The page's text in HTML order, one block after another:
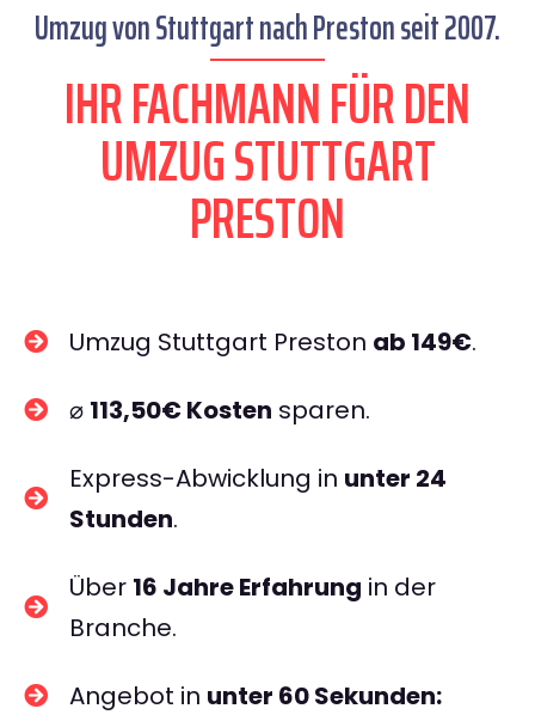
Umzug von Stuttgart nach Preston seit 2007.
IHR FACHMANN FÜR DEN
UMZUG STUTTGART
PRESTON
Umzug Stuttgart Preston ab 149€.
⌀ 113,50€ Kosten sparen.
Express-Abwicklung in unter 24
Stunden.
Über 16 Jahre Erfahrung in der
Branche.
Angebot in unter 60 Sekunden: